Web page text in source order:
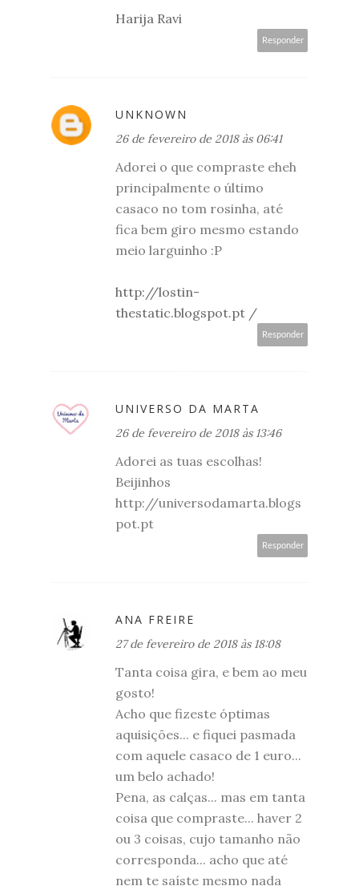
Harija Ravi
Responder
UNKNOWN
26 de fevereiro de 2018 às 06:41
Adorei o que compraste eheh
principalmente o último
casaco no tom rosinha, até
fica bem giro mesmo estando
meio larguinho :P
http://lostin-
thestatic.blogspot.pt /
Responder
UNIVERSO DA MARTA
26 de fevereiro de 2018 às 13:46
Adorei as tuas escolhas!
Beijinhos
http://universodamarta.blogs
pot.pt
Responder
ANA FREIRE
27 de fevereiro de 2018 às 18:08
Tanta coisa gira, e bem ao meu
gosto!
Acho que fizeste óptimas
aquisições... e fiquei pasmada
com aquele casaco de 1 euro...
um belo achado!
Pena, as calças... mas em tanta
coisa que compraste... haver 2
ou 3 coisas, cujo tamanho não
corresponda... acho que até
nem te saíste mesmo nada